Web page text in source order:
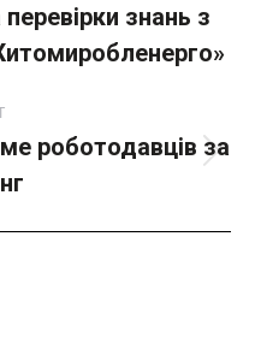
знань з
роботодавців за